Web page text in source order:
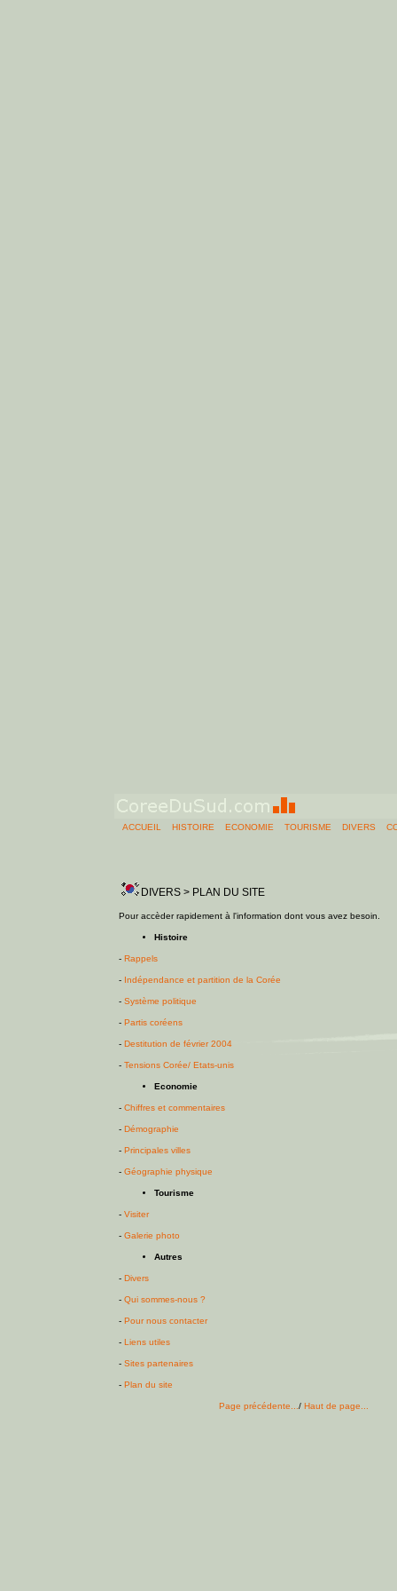
ACCUEIL HISTOIRE ECONOMIE TOURISME DIVERS
DIVERS > PLAN DU SITE
Pour accèder rapidement à l'information dont vous avez besoin.
Histoire
- Rappels
- Indépendance et partition de la Corée
- Système politique
- Partis coréens
- Destitution de février 2004
- Tensions Corée/ Etats-unis
Economie
- Chiffres et commentaires
- Démographie
- Principales villes
- Géographie physique
Tourisme
- Visiter
- Galerie photo
Autres
- Divers
- Qui sommes-nous ?
- Pour nous contacter
- Liens utiles
- Sites partenaires
- Plan du site
Page précédente... / Haut de page...